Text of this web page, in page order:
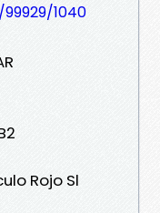
1040
Rojo Sl